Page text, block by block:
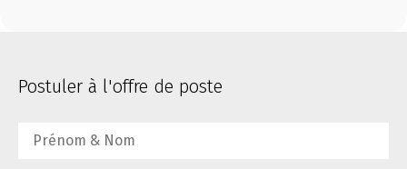
Postuler à l'offre de poste